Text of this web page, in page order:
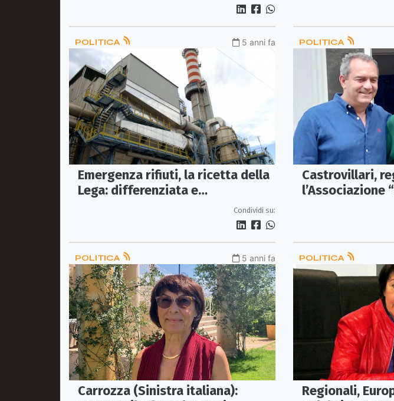
POLITICA 5 anni fa
Emergenza rifiuti, la ricetta della
Lega: differenziata e
Condividi su:
POLITICA
Castrovillari,
l’Associazione
POLITICA 5 anni fa
Carrozza (Sinistra italiana):
POLITICA
Regionali,